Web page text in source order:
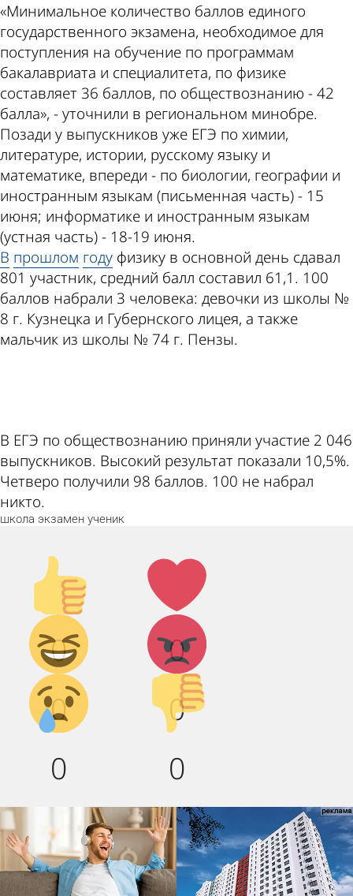
«Минимальное количество баллов единого
государственного экзамена, необходимое для
поступления на обучение по программам
бакалавриата и специалитета, по физике
составляет 36 баллов, по обществознанию - 42
балла», - уточнили в региональном минобре.
Позади у выпускников уже ЕГЭ по химии,
литературе, истории, русскому языку и
математике, впереди - по биологии, географии и
иностранным языкам (письменная часть) - 15
июня; информатике и иностранным языкам
(устная часть) - 18-19 июня.
В прошлом году физику в основной день сдавал
801 участник, средний балл составил 61,1. 100
баллов набрали 3 человека: девочки из школы №
8 г. Кузнецка и Губернского лицея, а также
мальчик из школы № 74 г. Пензы.
В ЕГЭ по обществознанию приняли участие 2 046
выпускников. Высокий результат показали 10,5%.
Четверо получили 98 баллов. 100 не набрал
никто.
школа экзамен ученик
Палец
вверх!
0
Лайк!
0
Дикий
смех!
0
Агрессия!
0
Грусть :(
0
Палец
вниз!
0